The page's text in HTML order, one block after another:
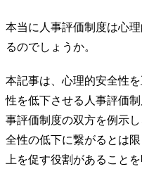
本当に人事評価制度は心
るのでしょうか。
本記事は、心理的安全性
性を低下させる人事評価
事評価制度の双方を例示
全性の低下に繋がるとは
上を促す役割があること